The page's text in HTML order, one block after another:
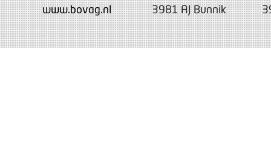
www.bovag.nl
3981 AJ Bunnik